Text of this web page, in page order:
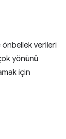
önbellek verileri
yönünü
için